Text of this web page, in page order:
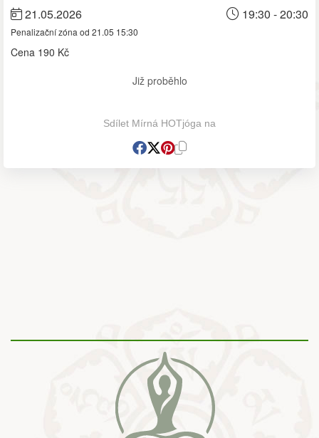
21.05.2026 19:30 - 20:30
Penalizační zóna od 21.05 15:30
Cena 190 Kč
Již proběhlo
Sdílet Mírná HOTjóga na